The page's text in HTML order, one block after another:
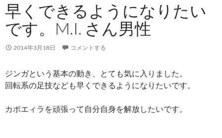
早くできるようになりたい
です。M.I. さん男性
2014年3月18日 コメントする
ジンガという基本の動き、とても気に入りました。
回転系の足技なども早くできるようになりたいです。
カポエィラを頑張って自分自身を解放したいです。